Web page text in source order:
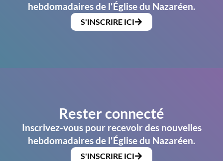
hebdomadaires de l'Église du Nazaréen.
S'INSCRIRE ICI
Rester connecté
Inscrivez-vous pour recevoir des nouvelles
hebdomadaires de l'Église du Nazaréen.
S'INSCRIRE ICI